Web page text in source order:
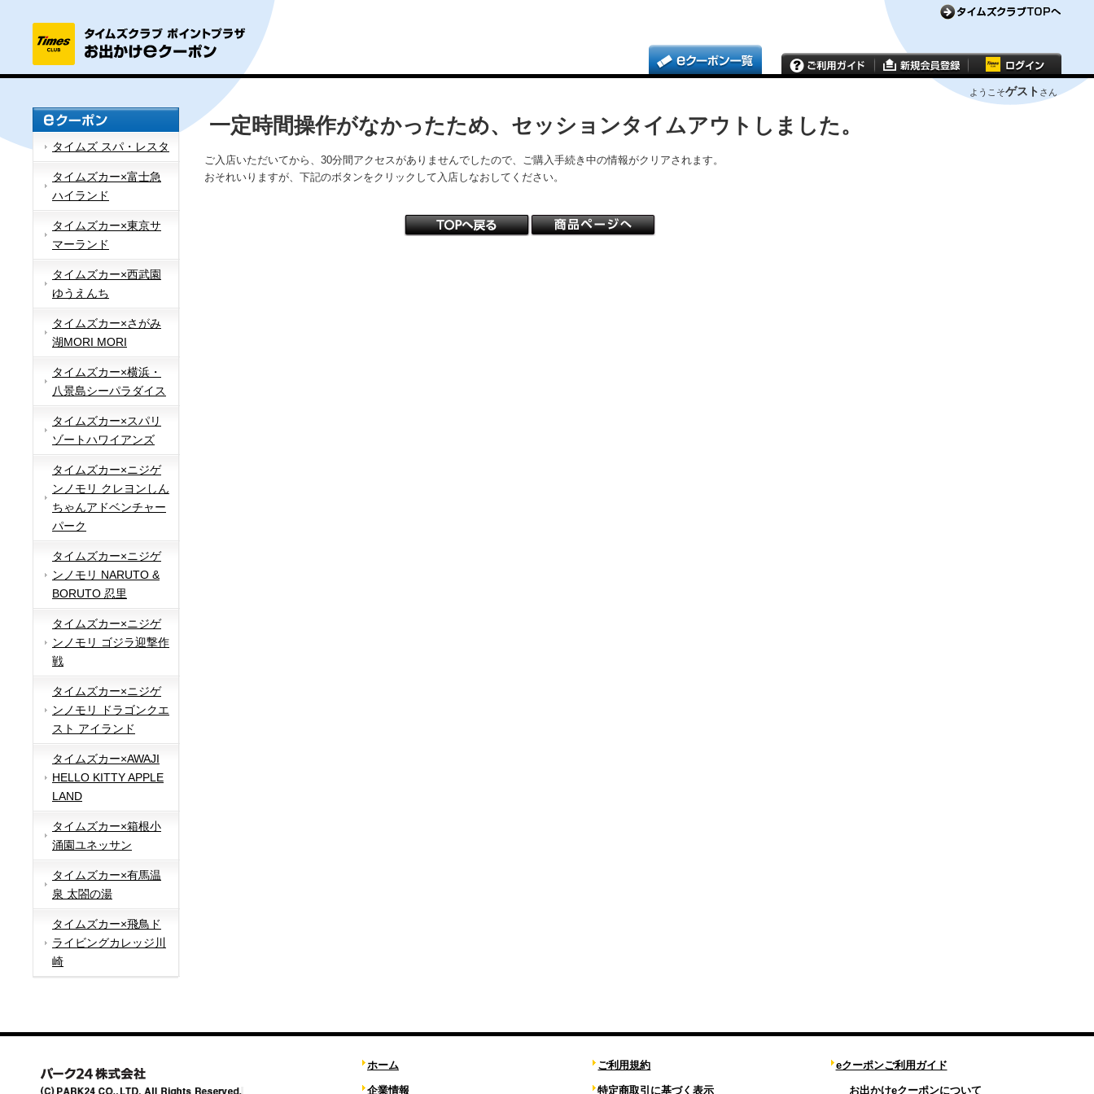
ようこそゲスト さん
タイムズ スパ・レスタ
タイムズカー×富士急
ハイランド
タイムズカー×東京サ
マーランド
タイムズカー×西武園
ゆうえんち
タイムズカー×さがみ
湖MORI MORI
タイムズカー×横浜・
八景島シーパラダイス
タイムズカー×スパリ
ゾートハワイアンズ
タイムズカー×ニジゲ
ンノモリ クレヨンしん
ちゃんアドベンチャー
パーク
タイムズカー×ニジゲ
ンノモリ NARUTO &
BORUTO 忍里
タイムズカー×ニジゲ
ンノモリ ゴジラ迎撃作
戦
タイムズカー×ニジゲ
ンノモリ ドラゴンクエ
スト アイランド
タイムズカー×AWAJI
HELLO KITTY APPLE
LAND
タイムズカー×箱根小
涌園ユネッサン
タイムズカー×有馬温
泉 太閤の湯
タイムズカー×飛鳥ド
ライビングカレッジ川
崎
一定時間操作がなかったため、セッションタイムアウトしました。
ご入店いただいてから、30分間アクセスがありませんでしたので、ご購入手続き中の情報がクリアされます。
おそれいりますが、下記のボタンをクリックして入店しなおしてください。
ホーム
企業情報
ご利用規約
特定商取引に基づく表示
eクーポンご利用ガイド
お出かけeクーポンについて